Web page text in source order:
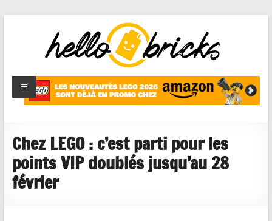
HelloBricks
Blog LEGO,
nouveaut�s
reviews
Chez LEGO : c’est parti pour les
points VIP doublés jusqu’au 28
février